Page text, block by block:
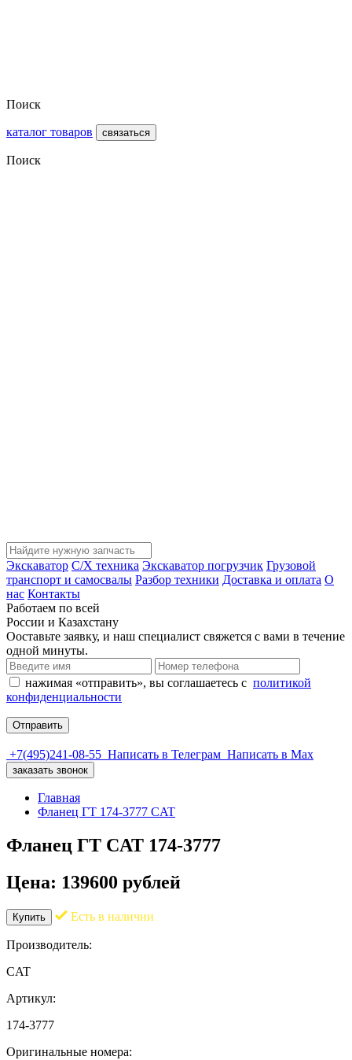
Поиск
каталог товаров связаться
Поиск
Экскаватор С/Х техника Экскаватор погрузчик Грузовой
транспорт и самосвалы Разбор техники Доставка и оплата О
нас Контакты
Работаем по всей
России и Казахстану
Ооставьте заявку, и наш специалист свяжется с вами в течение
одной минуты.
нажимая «отправить», вы соглашаетесь с политикой
конфиденциальности
Отправить
+7(495)241-08-55 Написать в Телеграм Написать в Мах
заказать звонок
Главная
Фланец ГТ 174-3777 CAT
Фланец ГТ CAT 174-3777
Цена: 139600 рублей
Купить Есть в наличии
Производитель:
CAT
Артикул:
174-3777
Оригинальные номера: